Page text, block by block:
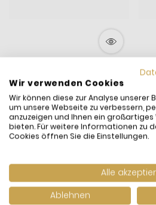
00696-71-001 Charm
Element Kokopelli
Sterling-Silber
19,00 €
29,00 €
inkl. MwSt., zzgl. Versand
Versandfertig: Sofort
lieferbar
inkl.
Wir verwenden Cookies
Wir können diese zur Analyse unserer
um unsere Webseite zu verbessern,
anzuzeigen und Ihnen ein großartiges
bieten. Für weitere Informationen zu
Cookies öffnen Sie die Einstellungen.
Alle
Ablehnen